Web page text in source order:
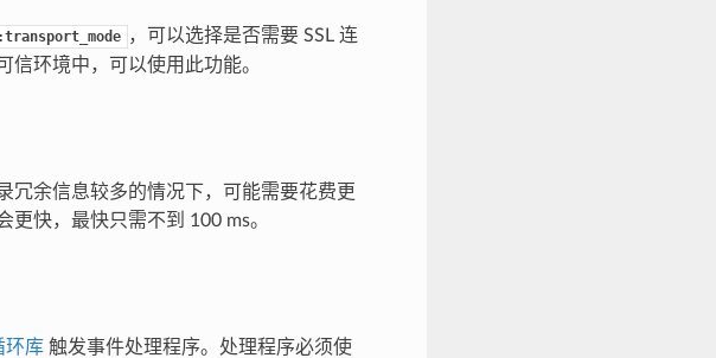
，可以选择是否需要 SSL 连
环境中，可以使用此功能。
冗余信息较多的情况下，可能需要花费更
快，最快只需不到 100 ms。
环库触发事件处理程序。处理程序必须使